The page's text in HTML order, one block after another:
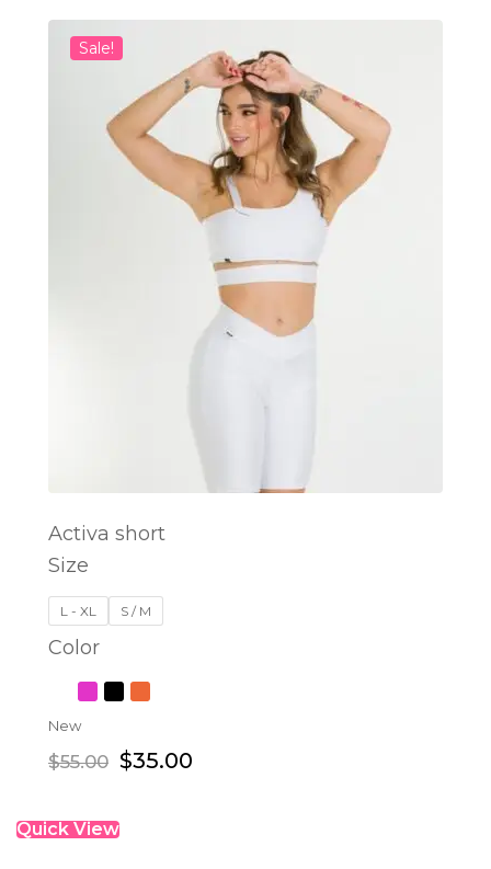
Sale!
Activa short
Size
L - XL S / M
Color
New
$55.00 $35.00
Quick View